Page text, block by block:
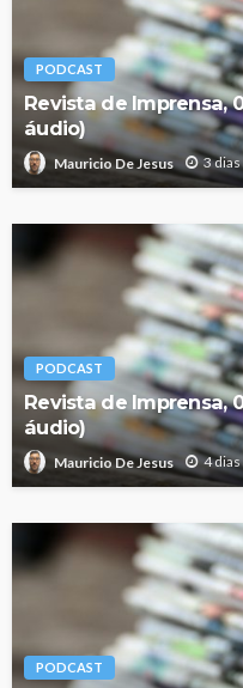
PODCAST
Revista de Imprensa,
áudio)
Mauricio De Jesus 3
PODCAST
Revista de Imprensa,
áudio)
Mauricio De Jesus 4
PODCAST